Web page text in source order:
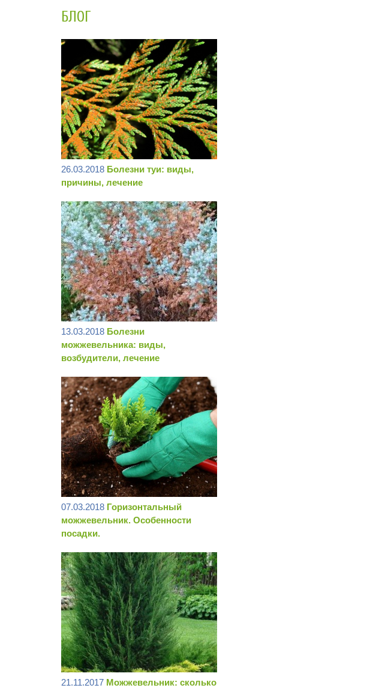
БЛОГ
26.03.2018 Болезни туи: виды,
причины, лечение
13.03.2018 Болезни
можжевельника: виды,
возбудители, лечение
07.03.2018 Горизонтальный
можжевельник. Особенности
посадки.
21.11.2017 Можжевельник: сколько